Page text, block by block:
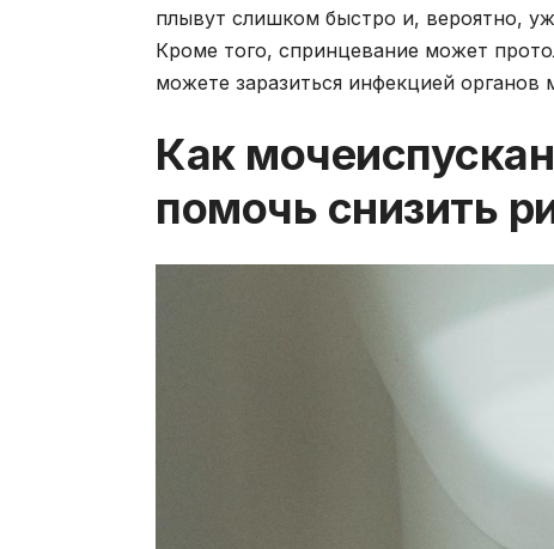
плывут слишком быстро и, вероятно,
Кроме того, спринцевание может
можете заразиться инфекцией органов
Как
помочь снизить